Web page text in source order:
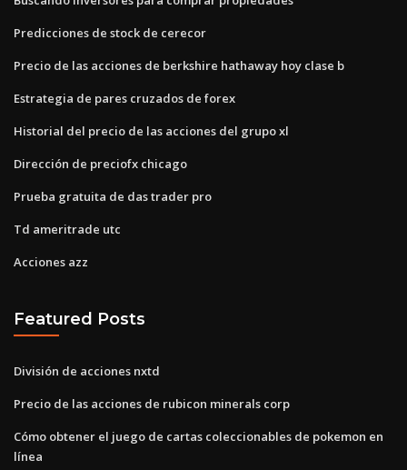
Predicciones de stock de cerecor
Precio de las acciones de berkshire hathaway hoy clase b
Estrategia de pares cruzados de forex
Historial del precio de las acciones del grupo xl
Dirección de preciofx chicago
Prueba gratuita de das trader pro
Td ameritrade utc
Acciones azz
Featured Posts
División de acciones nxtd
Precio de las acciones de rubicon minerals corp
Cómo obtener el juego de cartas coleccionables de pokemon en
línea